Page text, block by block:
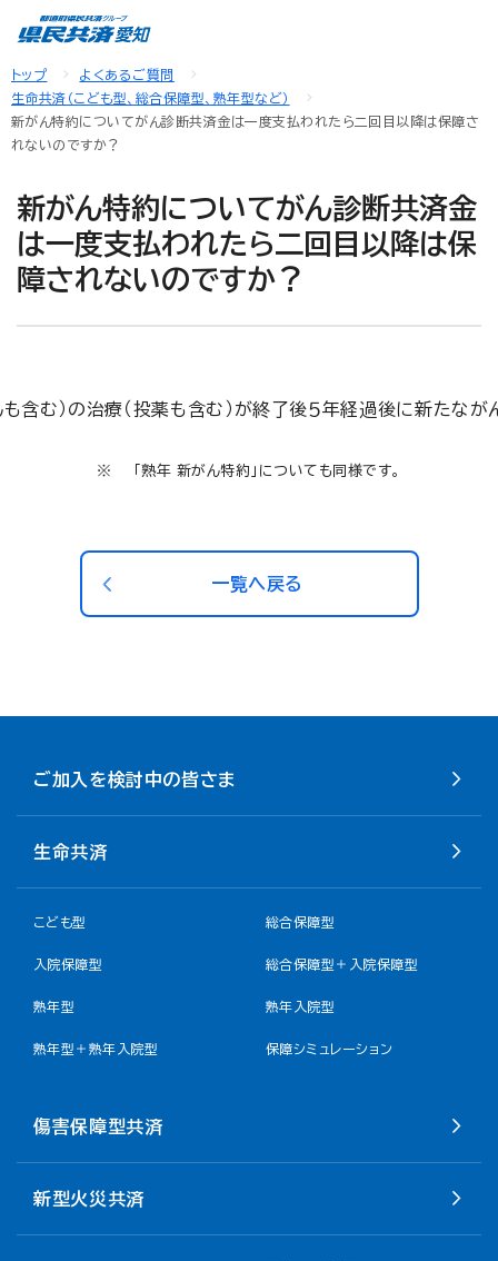
トップ
よくあるご質問
生命共済（こども型、総合保障型、熟年型など）
新がん特約についてがん診断共済金は一度支払われたら二回目以降は保障さ
れないのですか？
新がん特約についてがん診断共済金
は一度支払われたら二回目以降は保
障されないのですか？
含む）の治療（投薬も含む）が終了後５年経過後に新たな
「熟年 新がん特約」についても同様です。
一覧へ戻る
ご加入を検討中の皆さま
生命共済
こども型 総合保障型
入院保障型 総合保障型＋入院保障型
熟年型 熟年入院型
熟年型＋熟年入院型 保障シミュレーション
傷害保障型共済
新型火災共済